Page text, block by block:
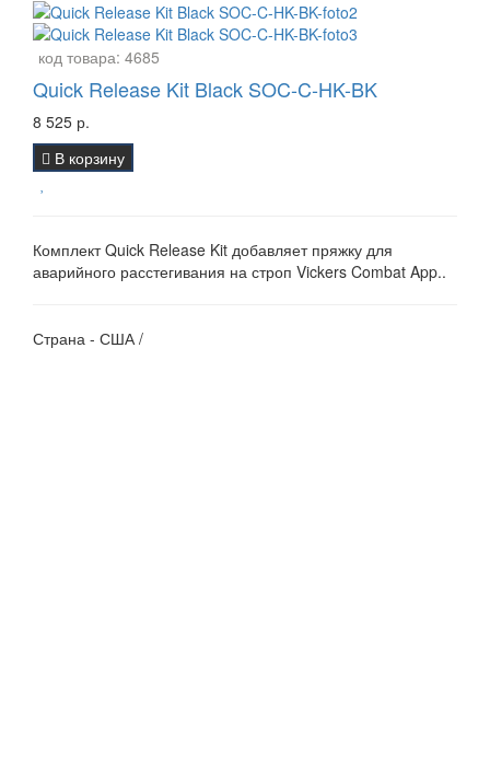
код товара: 4685
Quick Release Kit Black SOC-C-HK-BK
8 525 р.
В корзину
Комплект Quick Release Kit добавляет пряжку для
аварийного расстегивания на строп Vickers Combat App..
Страна - США /